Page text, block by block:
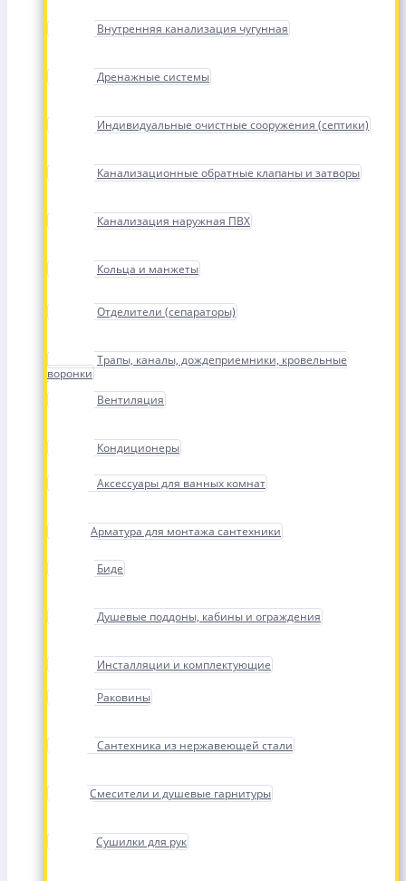
Внутренняя канализация чугунная
Дренажные системы
Индивидуальные очистные сооружения (септики)
Канализационные обратные клапаны и затворы
Канализация наружная ПВХ
Кольца и манжеты
Отделители (сепараторы)
Трапы, каналы, дождеприемники, кровельные
воронки
Вентиляция
Кондиционеры
Аксессуары для ванных комнат
Арматура для монтажа сантехники
Биде
Душевые поддоны, кабины и ограждения
Инсталляции и комплектующие
Раковины
Сантехника из нержавеющей стали
Смесители и душевые гарнитуры
Сушилки для рук